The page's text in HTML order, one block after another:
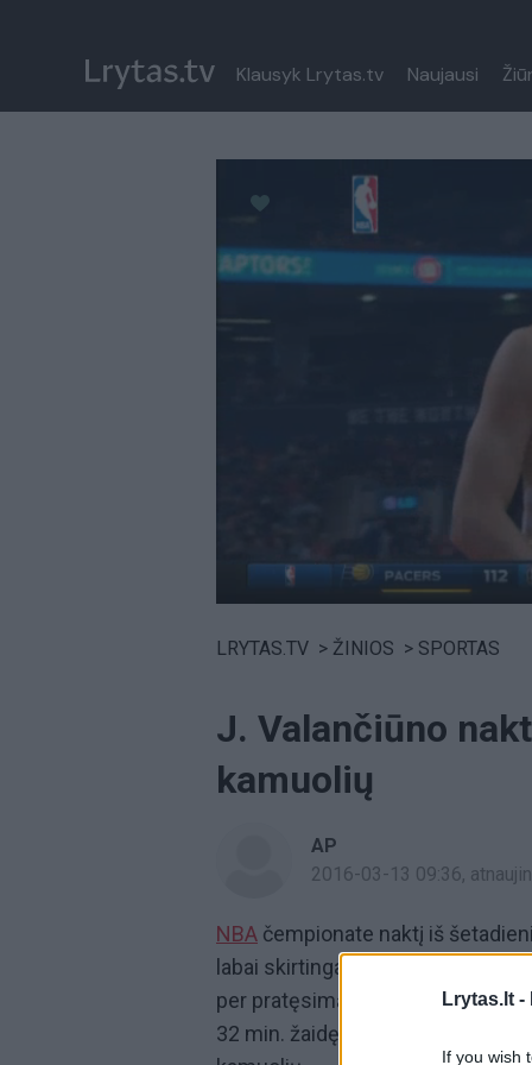
Lrytas.lt -
If you wish
Klausyk Lrytas.tv Naujausi
Paremkite Ukrainą
LRYTAS.TV > ŽINIOS > SPORTAS
J. Valančiūno
kamuolių
AP
2016-03-13 09:36,
NBA čempionate naktį iš
labai skirtingai. 20 taškų pelnęs
per pratęsimą 112:104 (28:24,
32 min. žaidęs J.Valančiūnas (7/